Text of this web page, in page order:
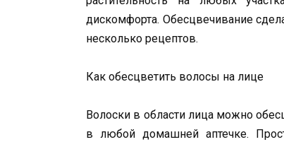
дискомфорта. Обесцвечивание
несколько рецептов.
Как обесцветить волосы на лице
Волоски в области лица можно
в любой домашней аптечке.